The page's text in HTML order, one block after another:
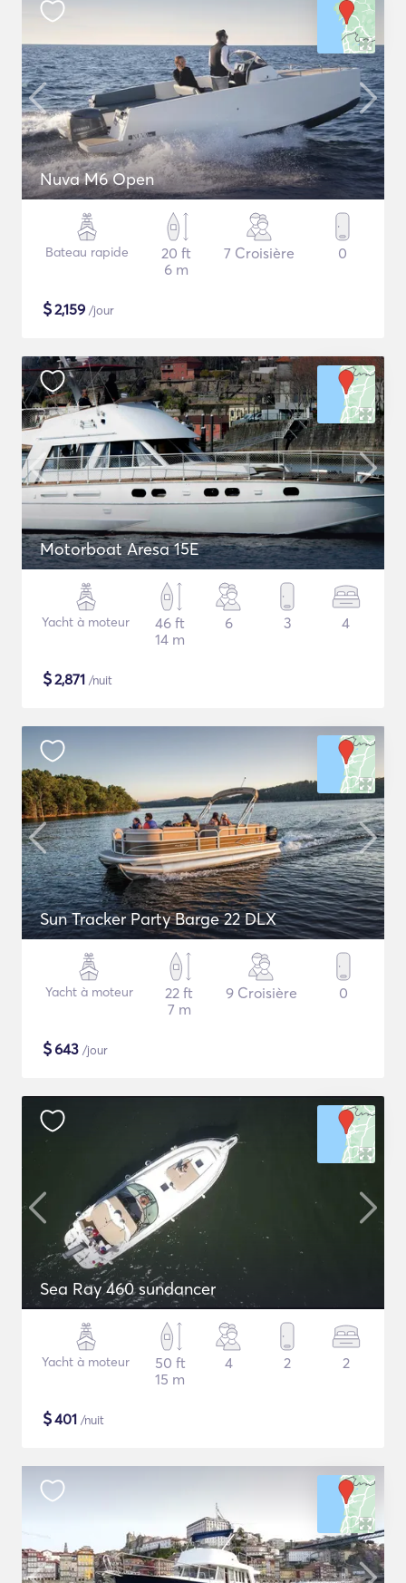
Nuva M6 Open
Bateau rapide
20 ft
6 m
7 Croisière 0
$2,159 /jour
Motorboat Aresa 15E
Yacht à moteur
46 ft
14 m
6 3 4
$2,871 /nuit
Sun Tracker Party Barge 22 DLX
Yacht à moteur
22 ft
7 m
9 Croisière 0
$643 /jour
Sea Ray 460 sundancer
Yacht à moteur
50 ft
15 m
4 2 2
$401 /nuit